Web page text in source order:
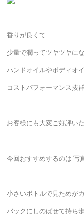
香りが良くて
少量で潤ってツヤツヤに
ハンドオイルやボディオ
コストパフォーマンス抜
お客様にも大変ご好評い
今回おすすめするのは 写
小さいボトルで見ためが
バックにしのばせて持ち